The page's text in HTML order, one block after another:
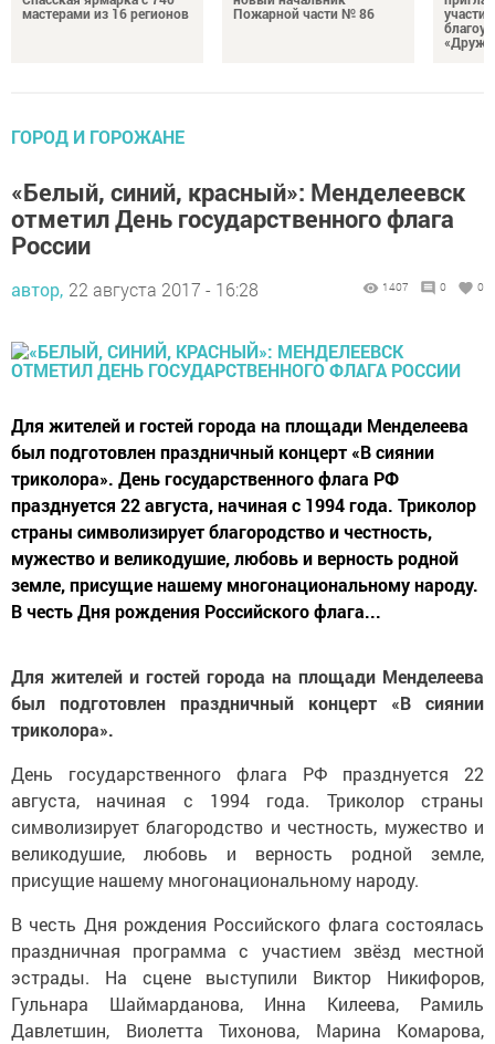
мастерами из 16 регионов
Пожарной части № 86
ГОРОД И ГОРОЖАНЕ
«Белый, синий, красный»: Менделеевск
отметил День государственного флага
России
автор, 22 августа 2017 - 16:28 1407 0 0
Для жителей и гостей города на площади Менделеева
был подготовлен праздничный концерт «В сиянии
триколора». День государственного флага РФ
празднуется 22 августа, начиная с 1994 года. Триколор
страны символизирует благородство и честность,
мужество и великодушие, любовь и верность родной
земле, присущие нашему многонациональному народу.
В честь Дня рождения Российского флага...
Для жителей и гостей города на площади Менделеева
был подготовлен праздничный концерт «В сиянии
триколора».
День государственного флага РФ празднуется 22
августа, начиная с 1994 года. Триколор страны
символизирует благородство и честность, мужество и
великодушие, любовь и верность родной земле,
присущие нашему многонациональному народу.
В честь Дня рождения Российского флага состоялась
праздничная программа с участием звёзд местной
эстрады. На сцене выступили Виктор Никифоров,
Гульнара Шаймарданова, Инна Килеева, Рамиль
Давлетшин, Виолетта Тихонова, Марина Комарова,